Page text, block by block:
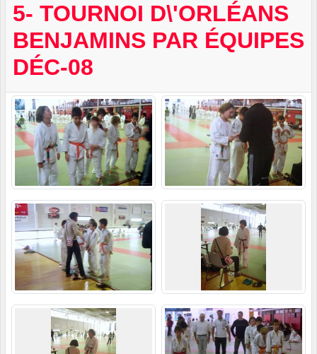
5- TOURNOI D\'ORLÉANS
BENJAMINS PAR ÉQUIPES
DÉC-08